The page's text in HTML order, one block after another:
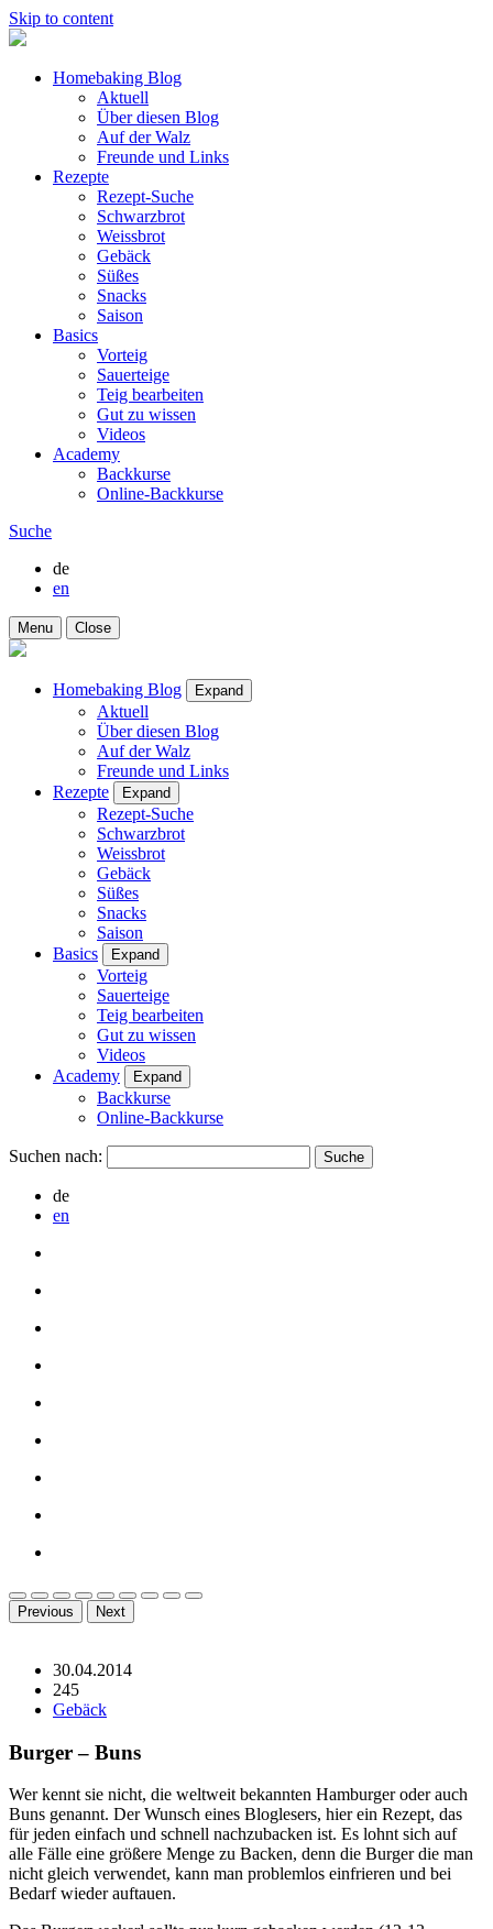
Skip to content
Homebaking Blog
Aktuell
Über diesen Blog
Auf der Walz
Freunde und Links
Rezepte
Rezept-Suche
Schwarzbrot
Weissbrot
Gebäck
Süßes
Snacks
Saison
Basics
Vorteig
Sauerteige
Teig bearbeiten
Gut zu wissen
Videos
Academy
Backkurse
Online-Backkurse
Suche
de
en
Menu Close
Homebaking Blog Expand
Aktuell
Über diesen Blog
Auf der Walz
Freunde und Links
Rezepte
Expand
Rezept-Suche
Schwarzbrot
Weissbrot
Gebäck
Süßes
Snacks
Saison
Basics
Expand
Vorteig
Sauerteige
Teig bearbeiten
Gut zu wissen
Videos
Academy
Expand
Backkurse
Online-Backkurse
Suchen nach:
de
en
Previous Next
30.04.2014
245
Gebäck
Burger – Buns
Wer kennt sie nicht, die weltweit bekannten Hamburger oder auch
Buns genannt. Der Wunsch eines Bloglesers, hier ein Rezept, das
für jeden einfach und schnell nachzubacken ist. Es lohnt sich auf
alle Fälle eine größere Menge zu Backen, denn die Burger die man
nicht gleich verwendet, kann man problemlos einfrieren und bei
Bedarf wieder auftauen.